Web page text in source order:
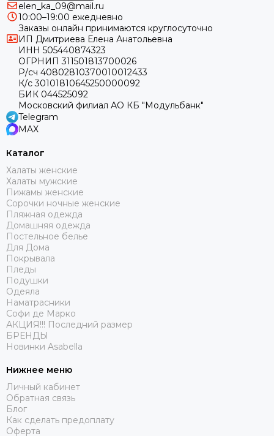
elen_ka_09@mail.ru
10:00–19:00 ежедневно
Заказы онлайн принимаются круглосуточно
ИП Дмитриева Елена Анатольевна
ИНН 505440874323
ОГРНИП 311501813700026
Р/сч 40802810370010012433
К/с 30101810645250000092
БИК 044525092
Московский филиал АО КБ "Модульбанк"
Telegram
MAX
Каталог
Халаты женские
Халаты мужские
Пижамы женские
Сорочки ночные женские
Пляжная одежда
Домашняя одежда
Постельное белье
Для Дома
Покрывала
Пледы
Подушки
Одеяла
Наматрасники
Софи де Марко
АКЦИЯ!!! Последний размер
БРЕНДЫ
Новинки Asabella
Нижнее меню
Личный кабинет
Обратная связь
Блог
Как сделать предоплату
Оферта